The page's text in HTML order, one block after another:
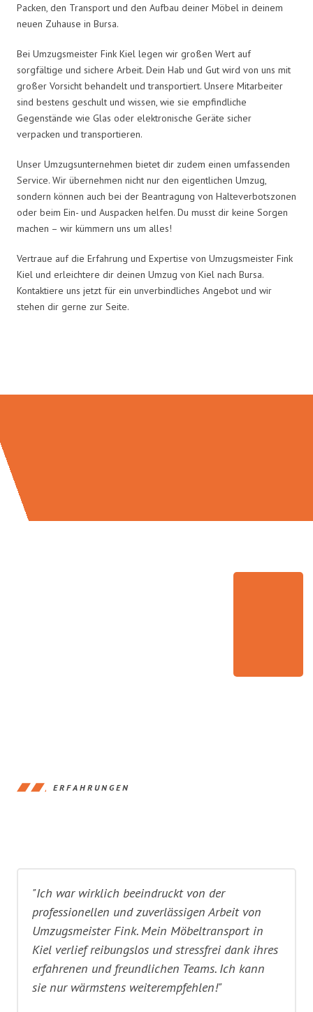
Packen, den Transport und den Aufbau deiner Möbel in deinem
neuen Zuhause in Bursa.
Bei Umzugsmeister Fink Kiel legen wir großen Wert auf
sorgfältige und sichere Arbeit. Dein Hab und Gut wird von uns mit
großer Vorsicht behandelt und transportiert. Unsere Mitarbeiter
sind bestens geschult und wissen, wie sie empfindliche
Gegenstände wie Glas oder elektronische Geräte sicher
verpacken und transportieren.
Unser Umzugsunternehmen bietet dir zudem einen umfassenden
Service. Wir übernehmen nicht nur den eigentlichen Umzug,
sondern können auch bei der Beantragung von Halteverbotszonen
oder beim Ein- und Auspacken helfen. Du musst dir keine Sorgen
machen – wir kümmern uns um alles!
Vertraue auf die Erfahrung und Expertise von Umzugsmeister Fink
Kiel und erleichtere dir deinen Umzug von Kiel nach Bursa.
Kontaktiere uns jetzt für ein unverbindliches Angebot und wir
stehen dir gerne zur Seite.
ERFAHRUNGEN
"Ich war wirklich beeindruckt von der
professionellen und zuverlässigen Arbeit von
Umzugsmeister Fink. Mein Möbeltransport in
Kiel verlief reibungslos und stressfrei dank ihres
erfahrenen und freundlichen Teams. Ich kann
sie nur wärmstens weiterempfehlen!"